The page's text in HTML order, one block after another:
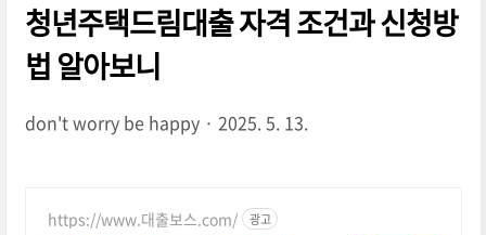
청년주택드림대출 자격 조건과 신청방
법 알아보니
don't worry be happy 2025. 5. 13.
https://www.대출보스.com/ 광고